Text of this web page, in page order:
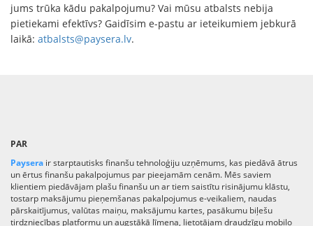
jums trūka kādu pakalpojumu? Vai mūsu atbalsts nebija
pietiekami efektīvs? Gaidīsim e-pastu ar ieteikumiem jebkurā
laikā: atbalsts@paysera.lv.
PAR
Paysera ir starptautisks finanšu tehnoloģiju uzņēmums, kas piedāvā ātrus
un ērtus finanšu pakalpojumus par pieejamām cenām. Mēs saviem
klientiem piedāvājam plašu finanšu un ar tiem saistītu risinājumu klāstu,
tostarp maksājumu pieņemšanas pakalpojumus e-veikaliem, naudas
pārskaitījumus, valūtas maiņu, maksājumu kartes, pasākumu biļešu
tirdzniecības platformu un augstākā līmeņa, lietotājam draudzīgu mobilo